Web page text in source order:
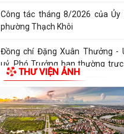
Công tác tháng 8/2026 của Ủy
phường Thạch Khôi
Đồng chí Đặng Xuân Thưởng -
uỷ, Phó Trưởng ban thường
Thành uỷ dự...
THƯ VIỆN ẢNH